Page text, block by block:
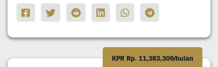
KPR Rp. 11,383,309/bulan